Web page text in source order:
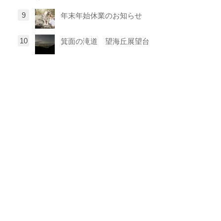
年末年始休業のお知らせ
箕面の滝道 望海丘展望台